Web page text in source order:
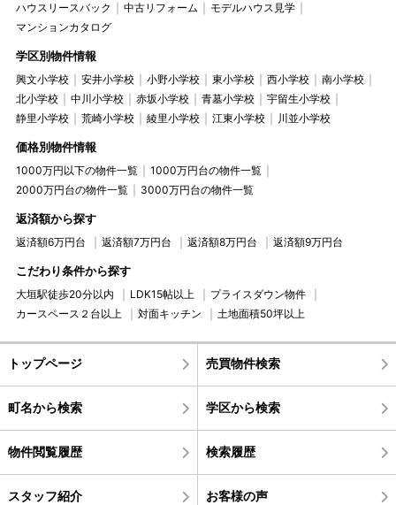
ハウスリースバック 中古リフォーム
モデルハウス見学
マンションカタログ
学区別物件情報
興文小学校 安井小学校 小野小学校 東小学校 西小学校
南小学校
北小学校
中川小学校 赤坂小学校 青墓小学校
宇留生小学校
静里小学校
荒崎小学校 綾里小学校 江東小学校 川並小学校
価格別物件情報
1000万円以下の物件一覧
1000万円台の物件一覧
2000万円台の物件一覧
3000万円台の物件一覧
返済額から探す
返済額6万円台 返済額7万円台 返済額8万円台 返済額9万円台
こだわり条件から探す
大垣駅徒歩20分以内 LDK15帖以上
プライスダウン物件
カースペース２台以上
対面キッチン 土地面積50坪以上
トップページ 売買物件検索
町名から検索 学区から検索
物件閲覧履歴 検索履歴
スタッフ紹介 お客様の声